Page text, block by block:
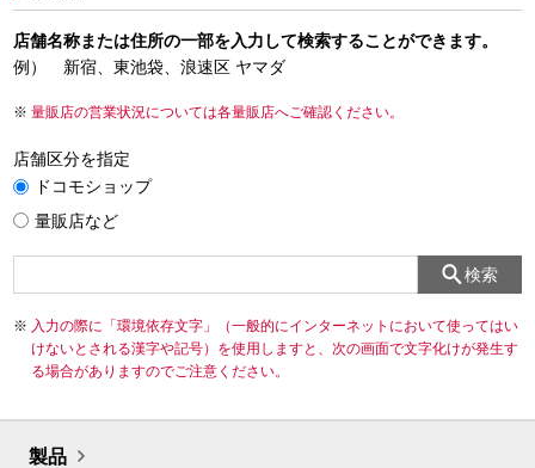
店舗名称または住所の一部を入力して検索することができます。
例） 新宿、東池袋、浪速区 ヤマダ
量販店の営業状況については各量販店へご確認ください。
店舗区分を指定
ドコモショップ
量販店など
検索
入力の際に「環境依存文字」（一般的にインターネットにおいて使ってはい
けないとされる漢字や記号）を使用しますと、次の画面で文字化けが発生す
る場合がありますのでご注意ください。
製品